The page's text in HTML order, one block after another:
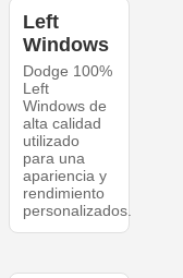
Left
Windows
Dodge 100%
Left
Windows de
alta calidad
utilizado
para una
apariencia y
rendimiento
personalizados.